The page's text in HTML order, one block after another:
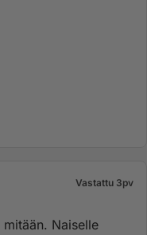
Vastattu 3pv
Naiselle